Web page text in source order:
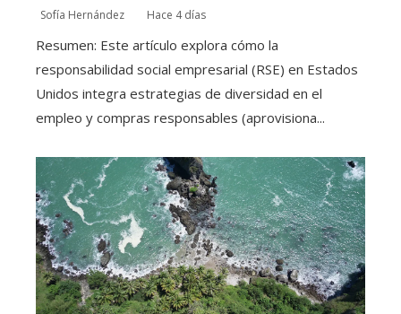
Sofía Hernández Hace 4 días
Resumen: Este artículo explora cómo la
responsabilidad social empresarial (RSE) en Estados
Unidos integra estrategias de diversidad en el
empleo y compras responsables (aprovisiona...